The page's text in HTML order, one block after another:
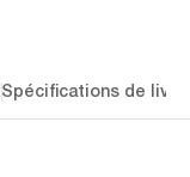
Spécifications de